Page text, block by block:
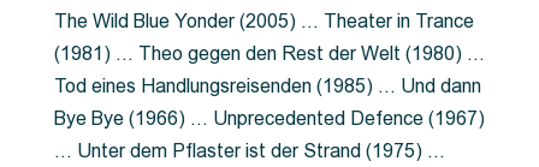
The Wild Blue Yonder (2005) … Theater in Trance
(1981) … Theo gegen den Rest der Welt (1980) …
Tod eines Handlungsreisenden (1985) … Und dann
Bye Bye (1966) … Unprecedented Defence (1967)
… Unter dem Pflaster ist der Strand (1975) …